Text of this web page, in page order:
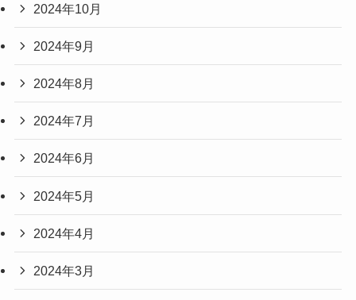
2024年10月
2024年9月
2024年8月
2024年7月
2024年6月
2024年5月
2024年4月
2024年3月